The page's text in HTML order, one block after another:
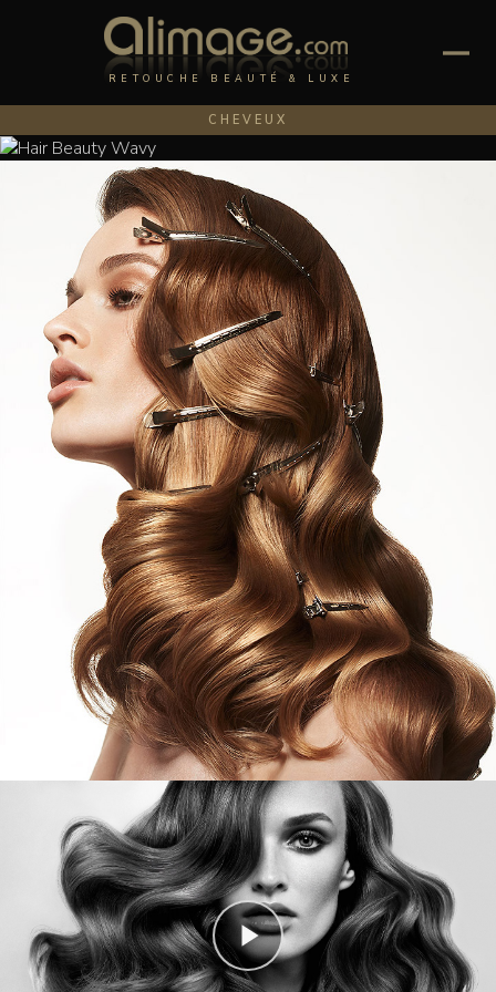
RETOUCHE BEAUTÉ & LUXE
CHEVEUX